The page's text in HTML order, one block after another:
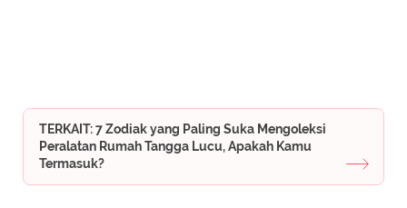
TERKAIT: 7 Zodiak yang Paling Suka Mengoleksi
Peralatan Rumah Tangga Lucu, Apakah Kamu
Termasuk?